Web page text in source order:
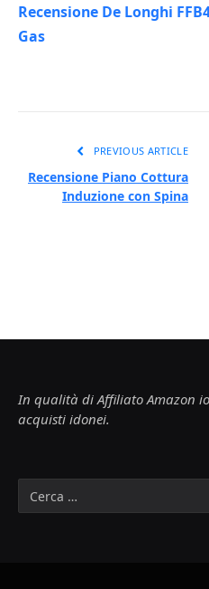
Recensione De Longhi
Gas
PREVIOUS ARTICLE
Recensione Piano Cottura
Induzione con Spina
In qualità di Affiliato Amazon
acquisti idonei.